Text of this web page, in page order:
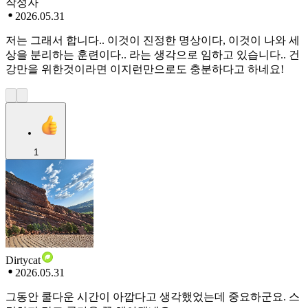
작성자
2026.05.31
저는 그래서 합니다.. 이것이 진정한 명상이다, 이것이 나와 세
상을 분리하는 훈련이다.. 라는 생각으로 임하고 있습니다.. 건
강만을 위한것이라면 이지런만으로도 충분하다고 하네요!
1
Dirtycat
2026.05.31
그동안 쿨다운 시간이 아깝다고 생각했었는데 중요하군요. 스